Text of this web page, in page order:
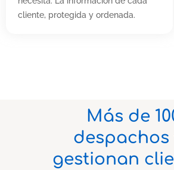
cliente, protegida y ordenada.
Más de
despachos
gestionan